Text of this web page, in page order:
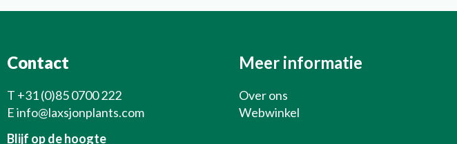
Contact
T +31 (0)85 0700 222
Einfo@laxsjonplants.com
Blijf op de hoogte
Over ons
Webwinkel